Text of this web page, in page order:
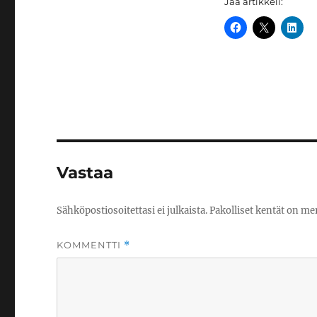
Vastaa
Sähköpostiosoitettasi ei julkaista.Pakolliset kentät on
KOMMENTTI *